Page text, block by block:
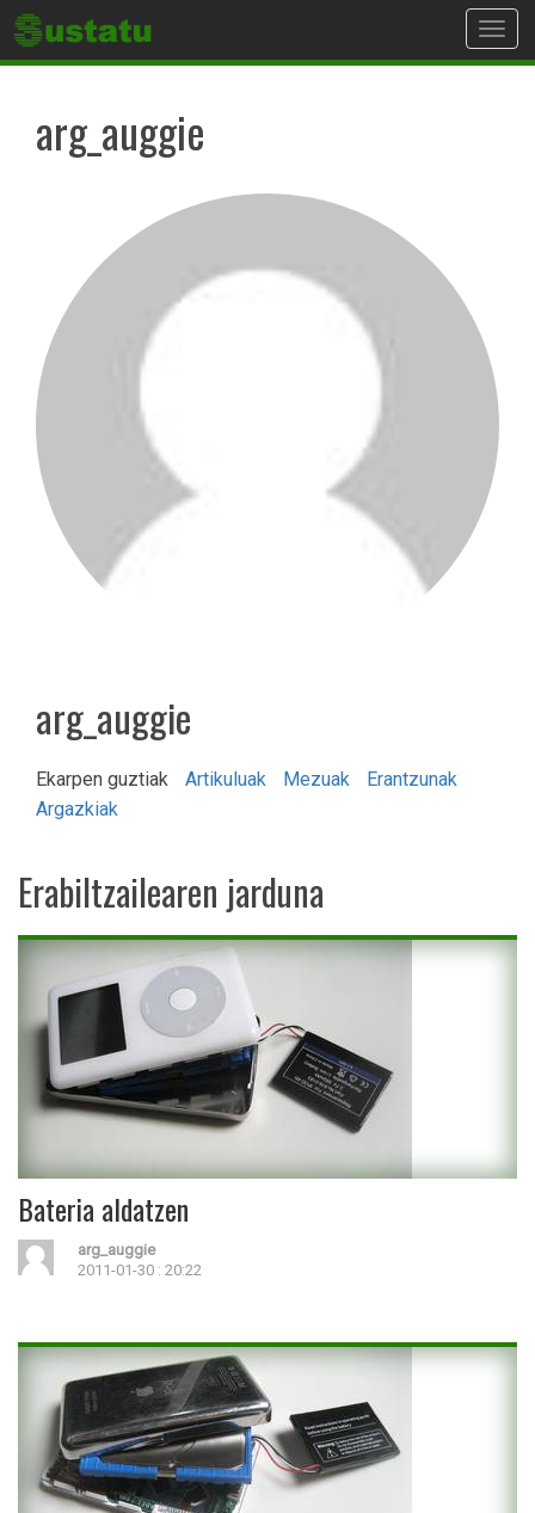
arg_auggie
arg_auggie
Ekarpen guztiak Artikuluak Mezuak
Erantzunak
Argazkiak
Erabiltzailearen jarduna
Bateria aldatzen
arg_auggie
2011-01-30 : 20:22